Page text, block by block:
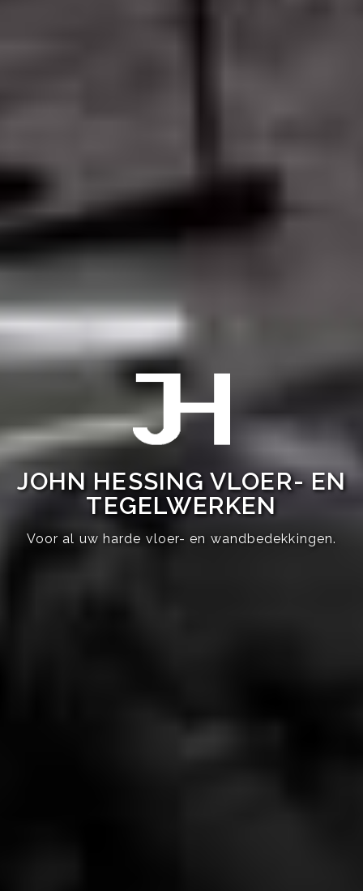
JOHN HESSING VLOER- EN
TEGELWERKEN
Voor al uw harde vloer- en wandbedekkingen.